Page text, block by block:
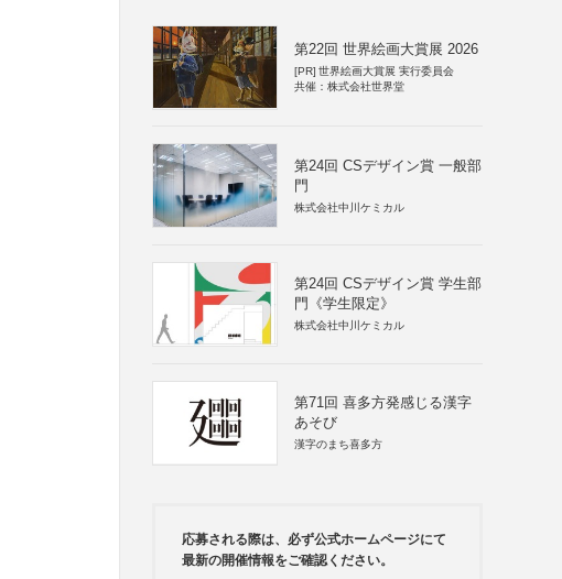
第22回 世界絵画大賞展 2026
[PR] 世界絵画大賞展 実行委員会
共催：株式会社世界堂
第24回 CSデザイン賞 一般部
門
株式会社中川ケミカル
第24回 CSデザイン賞 学生部
門《学生限定》
株式会社中川ケミカル
第71回 喜多方発感じる漢字
あそび
漢字のまち喜多方
応募される際は、必ず公式ホームページにて
最新の開催情報をご確認ください。